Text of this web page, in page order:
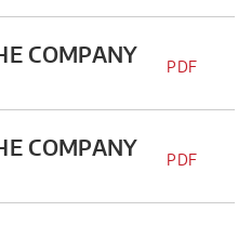
COMPANY
PDF
COMPANY
PDF